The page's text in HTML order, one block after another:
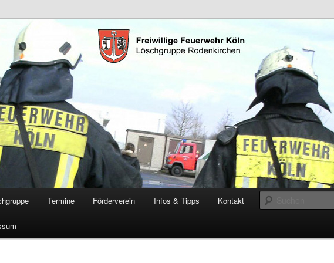
Rodenkirchen
Termine Förderverein Infos & Tipps Kontakt